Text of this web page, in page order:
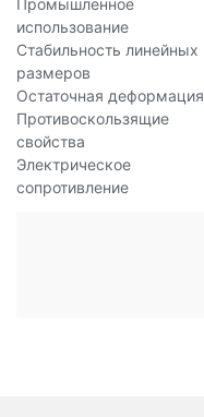
Промышленное
использование
Стабильность линейных
размеров
Остаточная деформация
Противоскользящие
свойства
Электрическое
сопротивление